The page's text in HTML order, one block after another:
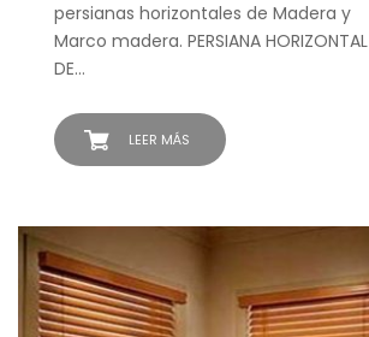
LEER MÁS
persianas horizontales de Madera y
Marco madera. PERSIANA HORIZONTAL
DE…